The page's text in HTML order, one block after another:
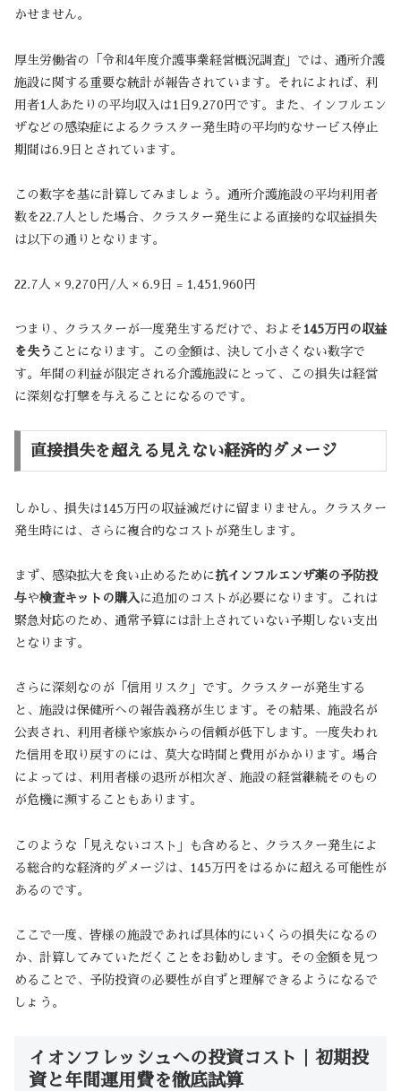
かせません。
厚生労働省の「令和4年度介護事業経営概況調査」では、通所介護
施設に関する重要な統計が報告されています。それによれば、利
用者1人あたりの平均収入は1日9,270円です。また、インフルエン
ザなどの感染症によるクラスター発生時の平均的なサービス停止
期間は6.9日とされています。
この数字を基に計算してみましょう。通所介護施設の平均利用者
数を22.7人とした場合、クラスター発生による直接的な収益損失
は以下の通りとなります。
22.7人 × 9,270円/人 × 6.9日 = 1,451,960円
つまり、クラスターが一度発生するだけで、およそ 145万円の収益
を失う ことになります。この金額は、決して小さくない数字で
す。年間の利益が限定される介護施設にとって、この損失は経営
に深刻な打撃を与えることになるのです。
直接損失を超える見えない経済的ダメージ
しかし、損失は145万円の収益減だけに留まりません。クラスター
発生時には、さらに複合的なコストが発生します。
まず、感染拡大を食い止めるために抗インフルエンザ薬の予防投
与や検査キットの購入 に追加のコストが必要になります。これは
緊急対応のため、通常予算には計上されていない予期しない支出
となります。
さらに深刻なのが「信用リスク」です。クラスターが発生する
と、施設は保健所への報告義務が生じます。その結果、施設名が
公表され、利用者様や家族からの信頼が低下します。一度失われ
た信用を取り戻すのには、莫大な時間と費用がかかります。場合
によっては、利用者様の退所が相次ぎ、施設の経営継続そのもの
が危機に瀕することもあります。
このような「見えないコスト」も含めると、クラスター発生によ
る総合的な経済的ダメージは、145万円をはるかに超える可能性が
あるのです。
ここで一度、皆様の施設であれば具体的にいくらの損失になるの
か、計算してみていただくことをお勧めします。その金額を見つ
めることで、予防投資の必要性が自ずと理解できるようになるで
しょう。
イオンフレッシュへの投資コスト｜初期投
資と年間運用費を徹底試算